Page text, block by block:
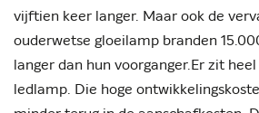
vijftien keer langer. Maar ook de
ouderwetse gloeilamp branden
langer dan hun voorganger.Er zit
ledlamp. Die hoge